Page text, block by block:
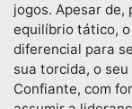
jogos. Apesar de,
equilíbrio tático,
diferencial para
sua torcida, o
Confiante, com